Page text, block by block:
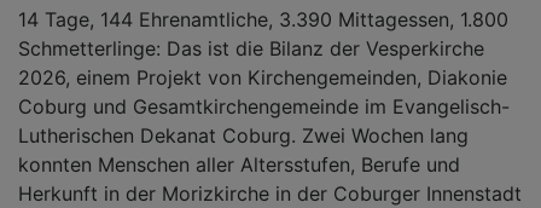
14 Tage, 144 Ehrenamtliche, 3.390 Mittagessen, 1.800
Schmetterlinge: Das ist die Bilanz der Vesperkirche
2026, einem Projekt von Kirchengemeinden, Diakonie
Coburg und Gesamtkirchengemeinde im Evangelisch-
Lutherischen Dekanat Coburg. Zwei Wochen lang
konnten Menschen aller Altersstufen, Berufe und
Herkunft in der Morizkirche in der Coburger Innenstadt